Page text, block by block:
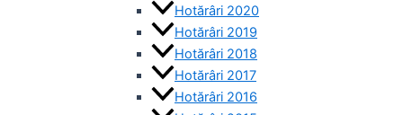
Hotărâri 2020
Hotărâri 2019
Hotărâri 2018
Hotărâri 2017
Hotărâri 2016